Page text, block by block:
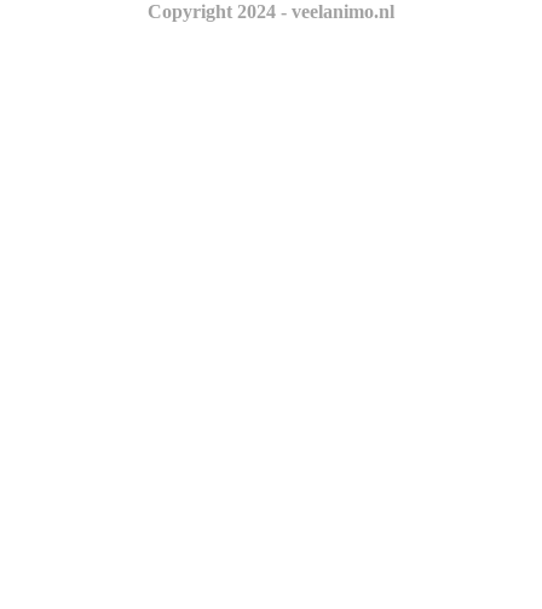
Copyright 2024 - veelanimo.nl